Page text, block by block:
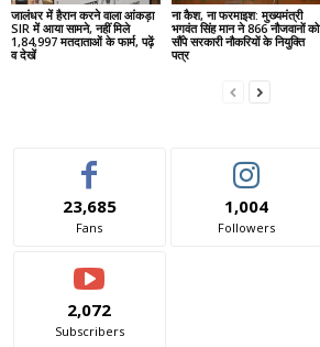
जालंधर में हैरान करने वाला आंकड़ा
SIR में आया सामने, नहीं मिले
1,84,997 मतदाताओं के फार्म, पढ़ें
व देखें
ना कैश, ना फरमाइश: मुख्यमंत्री
भगवंत सिंह मान ने 866 नौजवानों को
सौंपे सरकारी नौकरियों के नियुक्ति
पत्र
23,685
Fans
1,004
Followers
2,072
Subscribers